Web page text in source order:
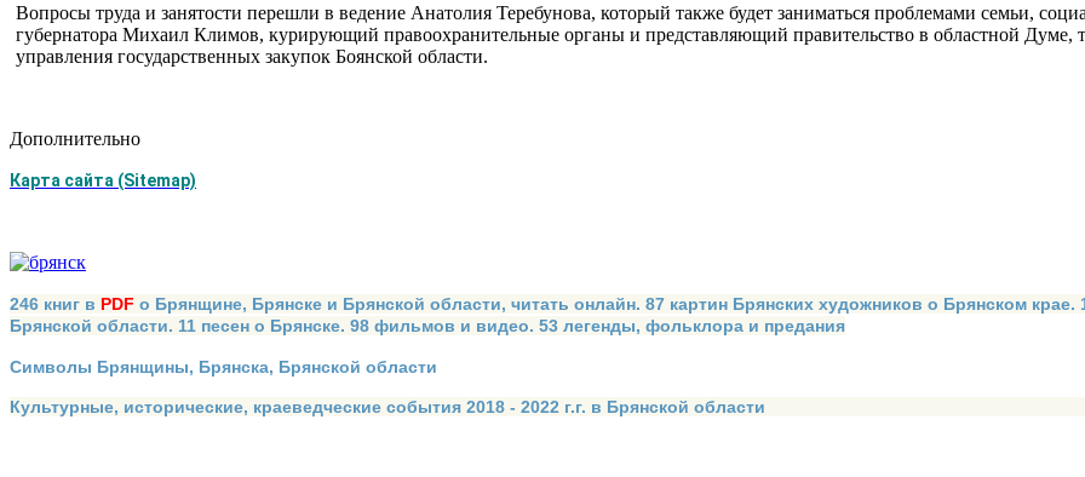
Вопросы труда и занятос­ти перешли в ведение Ана­толия Теребунова, который также будет заниматься про­блемами семьи,
губернатора Михаил Кли­мов, курирующий правоох­ранительные органы и пред­ставляющий правительство в областной Думе,
управления государственных закупок Боянской области.
Дополнительно
Карта сайта (Sitemap)
246 книг в PDF о Брянщине, Брянске и Брянской области, читать онлайн. 87 картин Брянских художников о Брянском
Брянской области. 11 песен о Брянске. 98 фильмов и видео. 53 легенды, фольклора и предания
Символы Брянщины, Брянска, Брянской области
Культурные, исторические, краеведческие события 2018 - 2022 г.г. в Брянской области